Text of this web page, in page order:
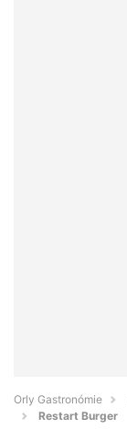
Orly Gastronómie
Restart Burger